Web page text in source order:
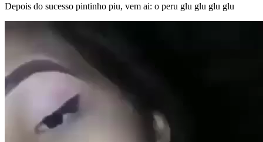
Depois do sucesso pintinho piu, vem ai: o peru glu glu glu glu